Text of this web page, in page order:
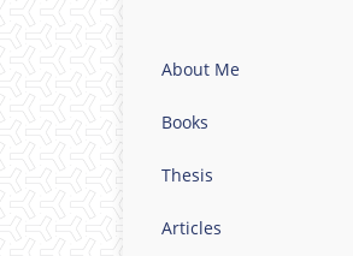
About Me
Books
Thesis
Articles